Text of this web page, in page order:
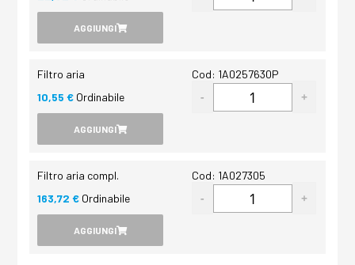
AGGIUNGI
Filtro aria
Cod: 1A0257630P
10,55 € Ordinabile
AGGIUNGI
Filtro aria compl.
Cod: 1A027305
163,72 € Ordinabile
AGGIUNGI